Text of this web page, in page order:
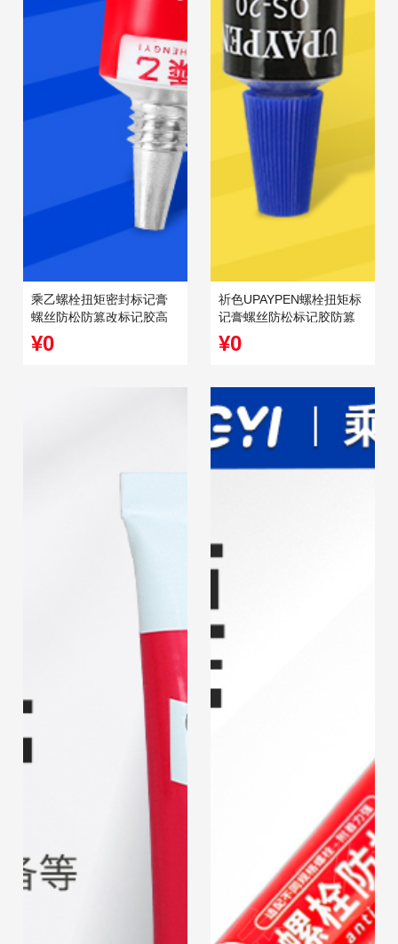
乘乙螺栓扭矩密封标记膏
螺丝防松防篡改标记胶高
212工业记号笔
¥0
祈色UPAYPEN螺栓扭矩标
记膏螺丝防松标记胶防篡
改QS-20记号笔20ml
¥0